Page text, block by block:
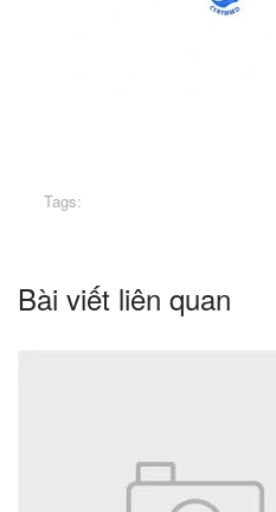
Tags:
Bài viết liên quan